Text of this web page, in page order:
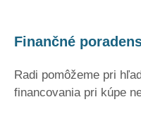
Finančné
Radi pomôžeme pri
financovania pri kúpe